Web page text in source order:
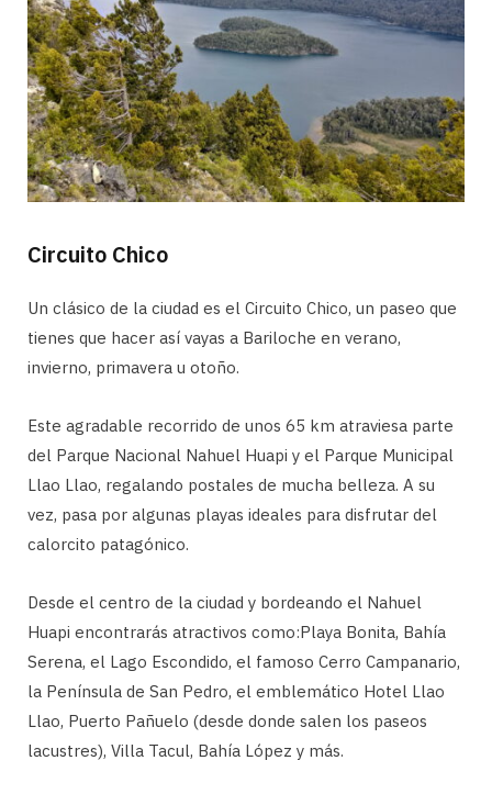
Circuito Chico
Un clásico de la ciudad es el Circuito Chico, un paseo que
tienes que hacer así vayas a Bariloche en verano,
invierno, primavera u otoño.
Este agradable recorrido de unos 65 km atraviesa parte
del Parque Nacional Nahuel Huapi y el Parque Municipal
Llao Llao, regalando postales de mucha belleza. A su
vez, pasa por algunas playas ideales para disfrutar del
calorcito patagónico.
Desde el centro de la ciudad y bordeando el Nahuel
Huapi encontrarás atractivos como:Playa Bonita, Bahía
Serena, el Lago Escondido, el famoso Cerro Campanario,
la Península de San Pedro, el emblemático Hotel Llao
Llao, Puerto Pañuelo (desde donde salen los paseos
lacustres), Villa Tacul, Bahía López y más.